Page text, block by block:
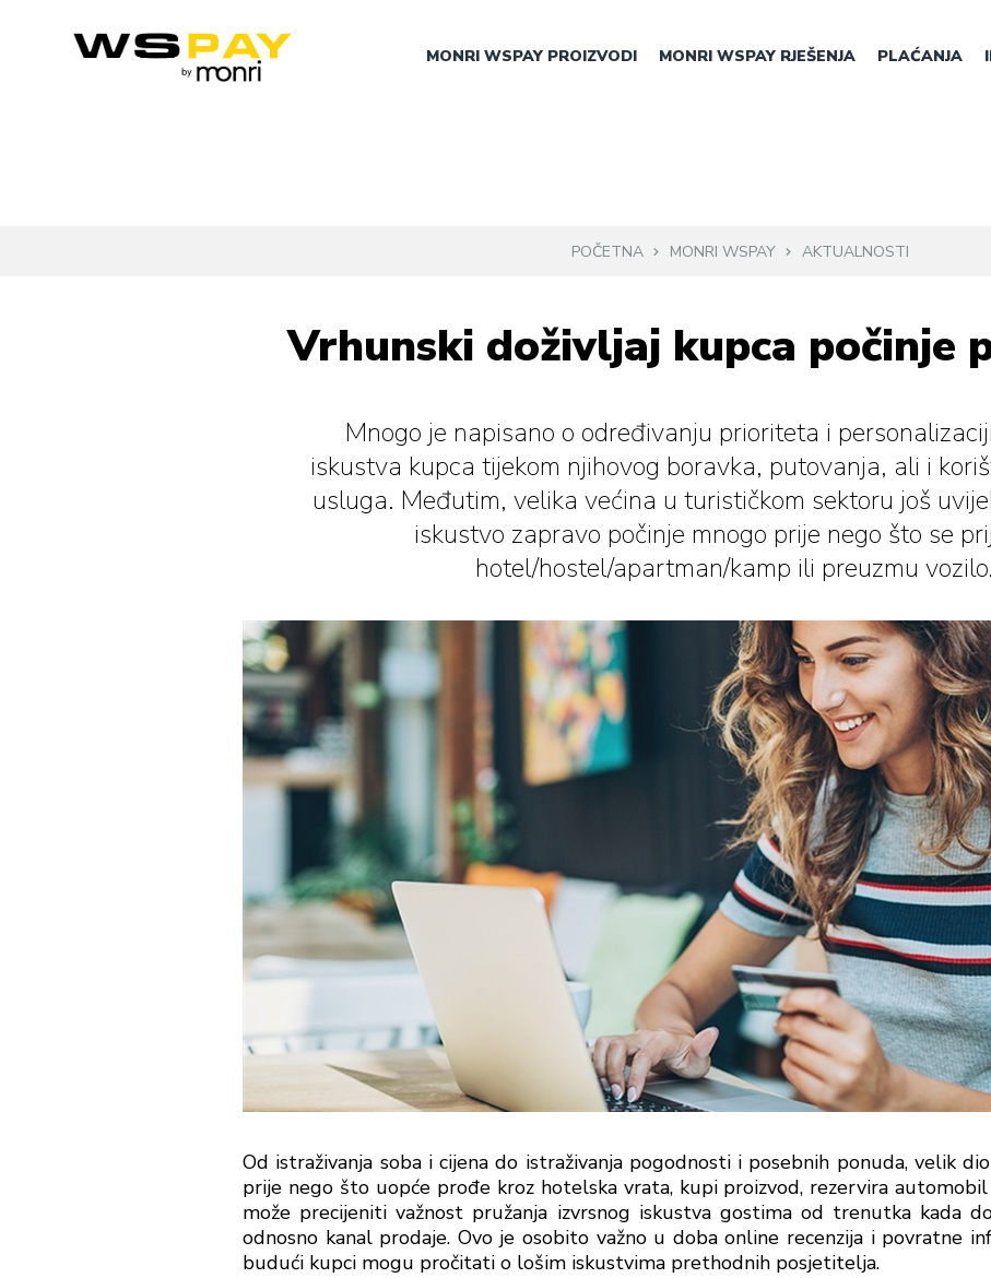
MONRI WSPAY PROIZVODI MONRI WSPAY RJEŠENJA PLAĆANJA
POČETNA MONRI WSPAY AKTUALNOSTI
Vrhunski doživljaj kupca počinje
Mnogo je napisano o određivanju prioriteta i
iskustva kupca tijekom njihovog boravka, putovanja, ali i
usluga. Međutim, velika većina u turističkom sektoru još
iskustvo zapravo počinje mnogo prije nego što se
hotel/hostel/apartman/kamp ili preuzmu vozilo.
Od istraživanja soba i cijena do istraživanja pogodnosti i posebnih ponuda, velik
prije nego što uopće prođe kroz hotelska vrata, kupi proizvod, rezervira
može precijeniti važnost pružanja izvrsnog iskustva gostima od trenutka kada
odnosno kanal prodaje. Ovo je osobito važno u doba online recenzija i povratne
budući kupci mogu pročitati o lošim iskustvima prethodnih posjetitelja.